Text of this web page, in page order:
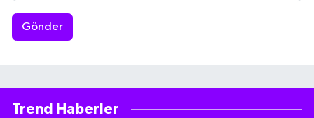
Gönder
Trend Haberler